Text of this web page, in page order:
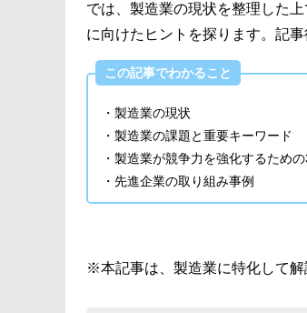
では、製造業の現状を整理した
に向けたヒントを探ります。記
この記事でわかること
・製造業の現状
・製造業の課題と重要キーワード
・製造業が競争力を強化するため
・先進企業の取り組み事例
※本記事は、製造業に特化して解